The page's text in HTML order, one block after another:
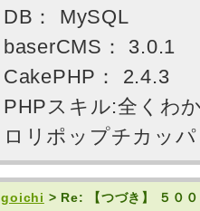
DB： MySQL
baserCMS： 3.0.1
CakePHP： 2.4.3
PHPスキル:全くわ
ロリポップチカッ
goichi > Re: 【つづき】 ５０